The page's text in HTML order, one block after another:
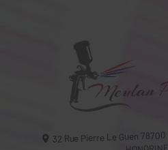
32 Rue Pierre Le Guen 78700